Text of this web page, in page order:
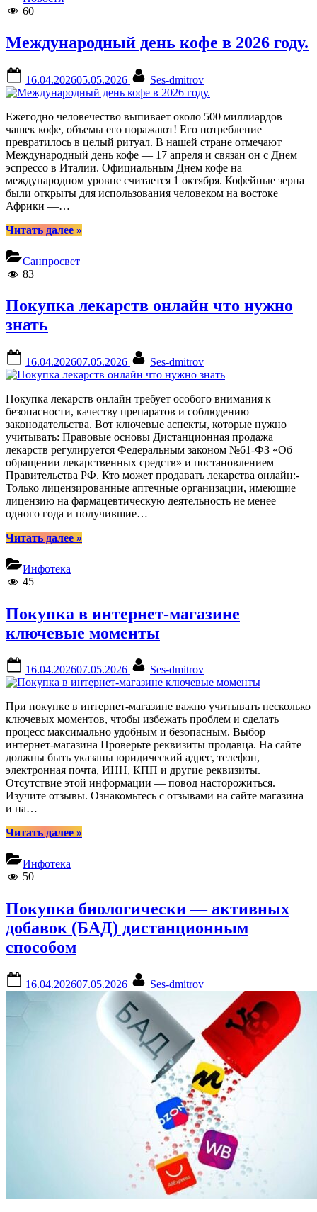
60
Международный день кофе в 2026 году.
on
16.04.202605.05.2026 Ses-dmitrov
Ежегодно человечество выпивает около 500 миллиардов
чашек кофе, объемы его поражают! Его потребление
превратилось в целый ритуал. В нашей стране отмечают
Международный день кофе — 17 апреля и связан он с Днем
эспрессо в Италии. Официальным Днем кофе на
международном уровне считается 1 октября. Кофейные зерна
были открыты для использования человеком на востоке
Африки —…
Читать далее“Международный
в
»
Санпросвет
83
Покупка лекарств онлайн что нужно
знать
on
16.04.202607.05.2026 Ses-dmitrov
Покупка лекарств онлайн требует особого внимания к
безопасности, качеству препаратов и соблюдению
законодательства. Вот ключевые аспекты, которые нужно
учитывать: Правовые основы Дистанционная продажа
лекарств регулируется Федеральным законом №61-ФЗ «Об
обращении лекарственных средств» и постановлением
Правительства РФ. Кто может продавать лекарства онлайн:-
Только лицензированные аптечные организации, имеющие
лицензию на фармацевтическую деятельность не менее
одного года и получившие…
Читать далее“Покупка
»
Инфотека
45
Покупка в интернет-магазине
ключевые моменты
on
16.04.202607.05.2026 Ses-dmitrov
При покупке в интернет-магазине важно учитывать несколько
ключевых моментов, чтобы избежать проблем и сделать
процесс максимально удобным и безопасным. Выбор
интернет-магазина Проверьте реквизиты продавца. На сайте
должны быть указаны юридический адрес, телефон,
электронная почта, ИНН, КПП и другие реквизиты.
Отсутствие этой информации — повод насторожиться.
Изучите отзывы. Ознакомьтесь с отзывами на сайте магазина
и на…
Читать далее“Покупка
»
Инфотека
50
Покупка биологически — активных
добавок (БАД) дистанционным
способом
on
16.04.202607.05.2026 Ses-dmitrov